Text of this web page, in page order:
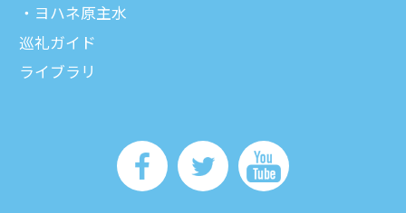
ヨハネ原主水
巡礼ガイド
ライブラリ